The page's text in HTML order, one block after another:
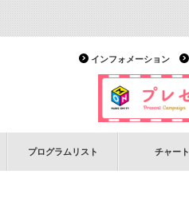
インフォメーション
プログラムリスト チャート